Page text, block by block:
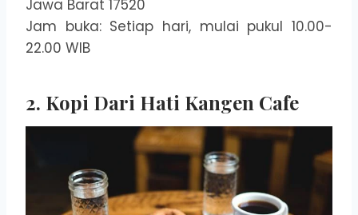
Jawa Barat 17520
Jam buka: Setiap hari, mulai pukul 10.00-
22.00 WIB
2. Kopi Dari Hati Kangen Cafe